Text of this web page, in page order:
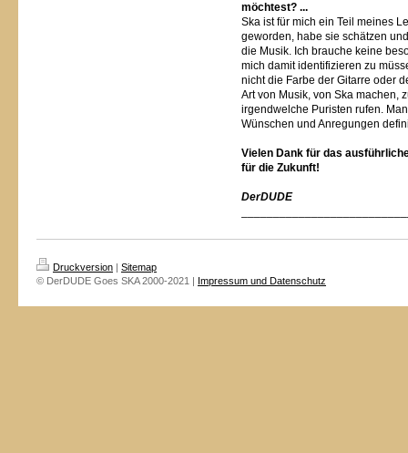
möchtest? ...
Ska ist für mich ein Teil meines
geworden, habe sie schätzen
die Musik. Ich brauche keine
mich damit identifizieren zu
nicht die Farbe der Gitarre oder
Art von Musik, von Ska machen,
irgendwelche Puristen rufen.
Wünschen und Anregungen
Vielen Dank für das
für die Zukunft!
DerDUDE
Druckversion | Sitemap
© DerDUDE Goes SKA 2000-2021 | Impressum und Datenschutz